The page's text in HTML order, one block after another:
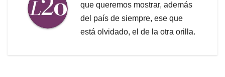
que queremos mostrar, además
del país de siempre, ese que
está olvidado, el de la otra orilla.